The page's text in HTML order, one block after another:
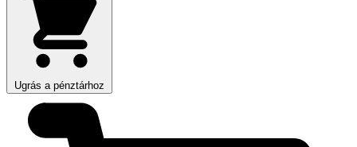
Ugrás a pénztárhoz